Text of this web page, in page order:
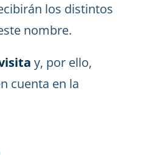
los distintos
nombre.
y, por ello,
cuenta en la